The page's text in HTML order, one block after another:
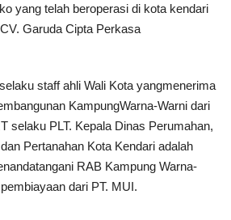
yang telah beroperasi di kota kendari
Garuda Cipta Perkasa
staff ahli Wali Kota yangmenerima
KampungWarna-Warni dari
selaku PLT. Kepala Dinas Perumahan,
Pertanahan Kota Kendari adalah
RAB Kampung Warna-
dari PT. MUI.